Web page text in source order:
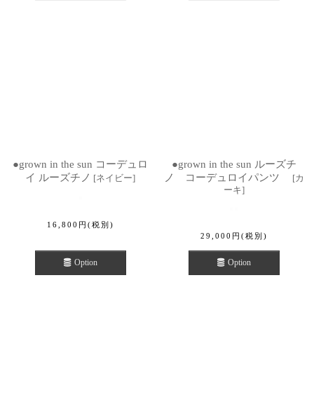
●grown in the sun コーデュロ
イ ルーズチノ [ネイビー]
16,800 円 (税別)
Option
●grown in the sun ルーズチ
ノ コーデュロイパンツ
[カ
ーキ]
29,000 円 (税別)
Option